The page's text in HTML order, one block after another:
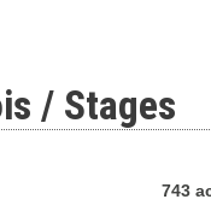
/ Stages
743